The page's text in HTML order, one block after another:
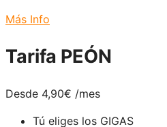
Más Info
Tarifa PEÓN
Desde 4,90€ /mes
Tú eliges los GIGAS